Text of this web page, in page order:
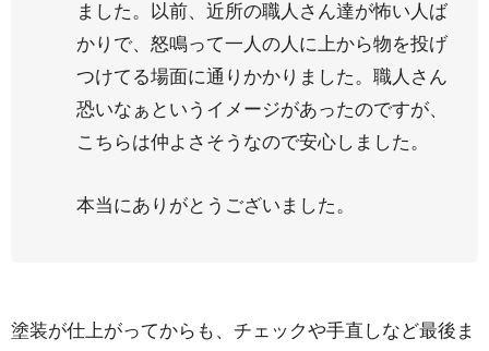
ました。以前、近所の職人さん達が怖い人ば
かりで、怒鳴って一人の人に上から物を投げ
つけてる場面に通りかかりました。職人さん
恐いなぁというイメージがあったのですが、
こちらは仲よさそうなので安心しました。
本当にありがとうございました。
塗装が仕上がってからも、チェックや手直しなど最後ま